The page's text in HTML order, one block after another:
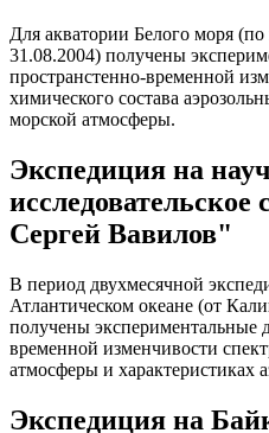
Для акватории Белого моря
31.08.2004) получены
пространстенно-временной
химического состава
морской атмосферы.
Экспедиция на
Сергей Вавилов"
В период двухмесячной
Атлантическом океане (от
получены экспериментальные
временной изменчивости
атмосферы и характеристиках
Экспедиция на